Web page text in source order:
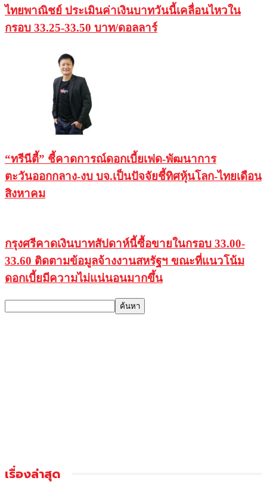
ไทยพาณิชย์ ประเมินค่าเงินบาทวันนี้เคลื่อนไหวใน
กรอบ 33.25-33.50 บาท/ดอลลาร์
“ทรีนีตี้” ชี้คาดการณ์ดอกเบี้ยเฟด-พัฒนาการ
ตะวันออกกลาง-งบ บจ.เป็นปัจจัยชี้ทิศหุ้นโลก-ไทยเดือน
สิงหาคม
กรุงศรีคาดเงินบาทสัปดาห์นี้ซื้อขายในกรอบ 33.00-
33.60 ติดตามข้อมูลจ้างงานสหรัฐฯ ขณะที่แนวโน้ม
ดอกเบี้ยมีความไม่แน่นอนมากขึ้น
เรื่องล่าสุด